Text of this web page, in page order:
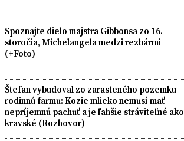
Spoznajte dielo majstra Gibbonsa zo 16.
storočia, Michelangela medzi rezbármi
(+Foto)
Štefan vybudoval zo zarasteného pozemku
rodinnú farmu: Kozie mlieko nemusí mať
nepríjemnú pachuť a je ľahšie stráviteľné ako
kravské (Rozhovor)